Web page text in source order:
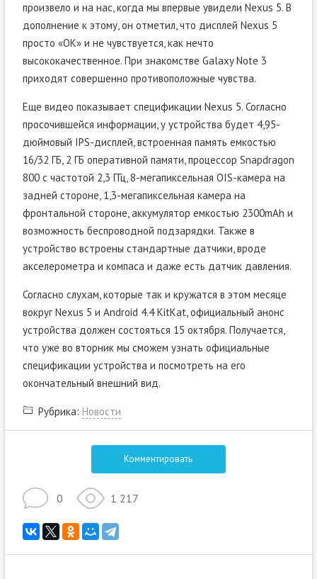
произвело и на нас, когда мы впервые увидели Nexus 5. В
дополнение к этому, он отметил, что дисплей Nexus 5
просто «ОК» и не чувствуется, как нечто
высококачественное. При знакомстве Galaxy Note 3
приходят совершенно противоположные чувства.
Еще видео показывает спецификации Nexus 5. Согласно
просочившейся информации, у устройства будет 4,95-
дюймовый IPS-дисплей, встроенная память емкостью
16/32 ГБ, 2 ГБ оперативной памяти, процессор Snapdragon
800 с частотой 2,3 ГГц, 8-мегапиксельная OIS-камера на
задней стороне, 1,3-мегапиксельная камера на
фронтальной стороне, аккумулятор емкостью 2300mAh и
возможность беспроводной подзарядки. Также в
устройство встроены стандартные датчики, вроде
акселерометра и компаса и даже есть датчик давления.
Согласно слухам, которые так и кружатся в этом месяце
вокруг Nexus 5 и Android 4.4 KitKat, официальный анонс
устройства должен состояться 15 октября. Получается,
что уже во вторник мы сможем узнать официальные
спецификации устройства и посмотреть на его
окончательный внешний вид.
Рубрика: Новости
Комментировать
0 1 217